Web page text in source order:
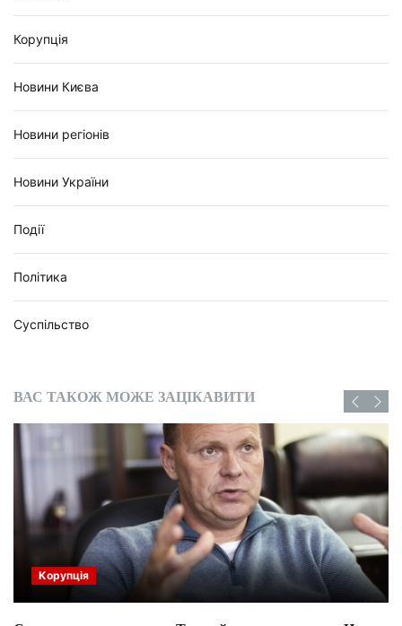
Корупція
Новини Києва
Новини регіонів
Новини України
Події
Політика
Суспільство
ВАС ТАКОЖ МОЖЕ ЗАЦІКАВИТИ
Корупція